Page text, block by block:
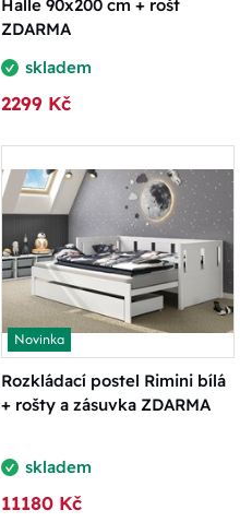
Halle 90x200 cm + rošt
ZDARMA
skladem
2299 Kč
Novinka
Rozkládací postel Rimini bílá
+ rošty a zásuvka ZDARMA
skladem
11180 Kč